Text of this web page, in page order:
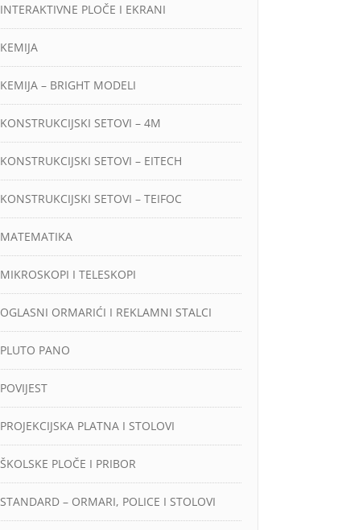
INTERAKTIVNE PLOČE I EKRANI
KEMIJA
KEMIJA – BRIGHT MODELI
KONSTRUKCIJSKI SETOVI – 4M
KONSTRUKCIJSKI SETOVI – EITECH
KONSTRUKCIJSKI SETOVI – TEIFOC
MATEMATIKA
MIKROSKOPI I TELESKOPI
OGLASNI ORMARIĆI I REKLAMNI STALCI
PLUTO PANO
POVIJEST
PROJEKCIJSKA PLATNA I STOLOVI
ŠKOLSKE PLOČE I PRIBOR
STANDARD – ORMARI, POLICE I STOLOVI